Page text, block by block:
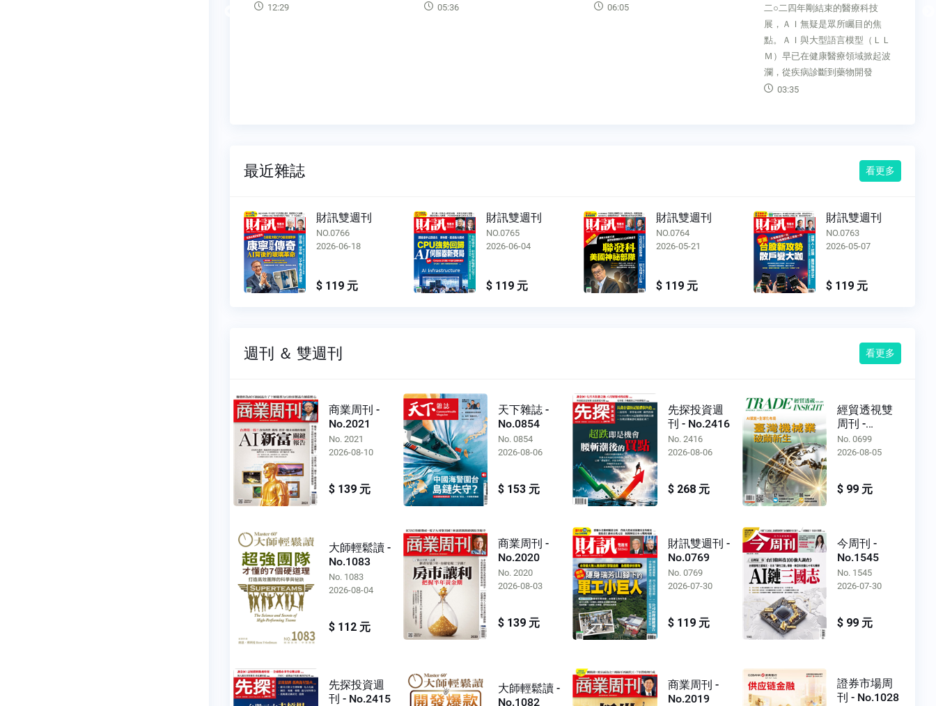
Previous
05:36
06:05
二○二四年剛結束的醫療科技
幣近日更突破十萬美元大關，十
年內比特幣價格飆升了一千倍。
若用半導體產業進程中，最廣為
人知的摩爾定律（Moore's
Law）
03:24
最近雜誌 看更多
財訊雙週刊
NO.0765
2026-06-04
$ 119 元
財訊雙週刊
NO.0764
2026-05-21
$ 119 元
財訊雙週刊
NO.0763
2026-05-07
$ 119 元
財訊雙週刊
NO.0762
2026-04-23
$ 119 元
週刊 ＆ 雙週刊 看更多
商業周刊 -
No.2021
No. 2021
2026-08-10
$ 139 元
天下雜誌 -
No.0854
No. 0854
2026-08-06
$ 153 元
先探投資週
刊 - No.2416
No. 2416
2026-08-06
$ 268 元
經貿透視雙
周刊 -
No.0699
No. 0699
2026-08-05
$ 99 元
大師輕鬆讀 -
No.1083
No. 1083
2026-08-04
$ 112 元
商業周刊 -
No.2020
No. 2020
2026-08-03
$ 139 元
財訊雙週刊 -
No.0769
No. 0769
2026-07-30
$ 119 元
今周刊 -
No.1545
No. 1545
2026-07-30
$ 99 元
先探投資週
刊 - No.2415
大師輕鬆讀 -
No.1082
商業周刊 -
No.2019
證券市場周
刊 - No.1028